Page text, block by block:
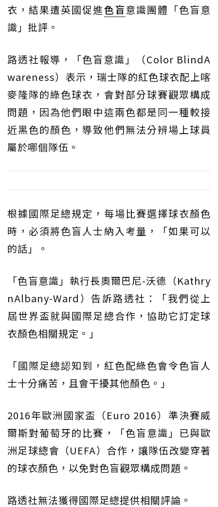
衣，結果遭英國促進色盲意識團體「色盲意
識」批評。
路透社報導，「色盲意識」（Color BlindA
wareness）表示，瑞士隊的紅色球衣配上喀
麥隆隊的綠色球衣，會對部分球賽觀眾構成
問題，因為他們眼中這兩色都是同一種較接
近黑色的顏色，導致他們無法分辨場上球員
屬於哪個隊伍。
根據國際足總規定，每場比賽選擇球衣顏色
時，必須將色盲人士納入考量，「如果可以
的話」。
「色盲意識」執行長奧爾巴尼-沃德（Kathry
nAlbany-Ward）告訴路透社：「我們從上
屆世界盃就與國際足總合作，協助它訂定球
衣顏色相關規定。」
「國際足總認知到，紅色配綠色會令色盲人
士十分痛苦，且會干擾其他顏色。」
2016年歐洲國家盃（Euro 2016）準決賽威
爾斯對葡萄牙的比賽，「色盲意識」已與歐
洲足球總會（UEFA）合作，讓隊伍改變穿著
的球衣顏色，以免對色盲觀眾構成問題。
路透社無法獲得國際足總提供相關評論。